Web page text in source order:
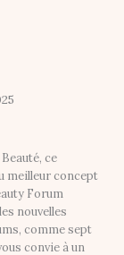
ce
meilleur concept
Forum
nouvelles
comme sept
convie à un